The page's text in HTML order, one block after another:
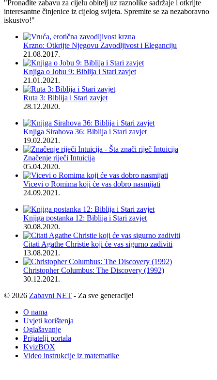
"Pronađite zabavu za cijelu obitelj uz raznolike sadržaje i otkrijte
interesantne činjenice iz cijelog svijeta. Spremite se za nezaboravno
iskustvo!"
Krzno: Otkrijte Njegovu Zavodljivost i Eleganciju
21.08.2017.
Knjiga o Jobu 9: Biblija i Stari zavjet
21.01.2021.
Ruta 3: Biblija i Stari zavjet
28.12.2020.
Knjiga Sirahova 36: Biblija i Stari zavjet
19.02.2021.
Značenje riječi Intuicija
05.04.2020.
Vicevi o Romima koji će vas dobro nasmijati
24.09.2021.
Knjiga postanka 12: Biblija i Stari zavjet
30.08.2020.
Citati Agathe Christie koji će vas sigurno zadiviti
13.08.2021.
Christopher Columbus: The Discovery (1992)
30.12.2021.
© 2026 Zabavni NET - Za sve generacije!
O nama
Uvjeti korištenja
Oglašavanje
Prijatelji portala
KvizBOX
Video instrukcije iz matematike